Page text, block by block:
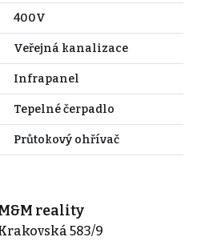
400V
Veřejná kanalizace
Infrapanel
Tepelné čerpadlo
Průtokový ohřívač
reality
583/9